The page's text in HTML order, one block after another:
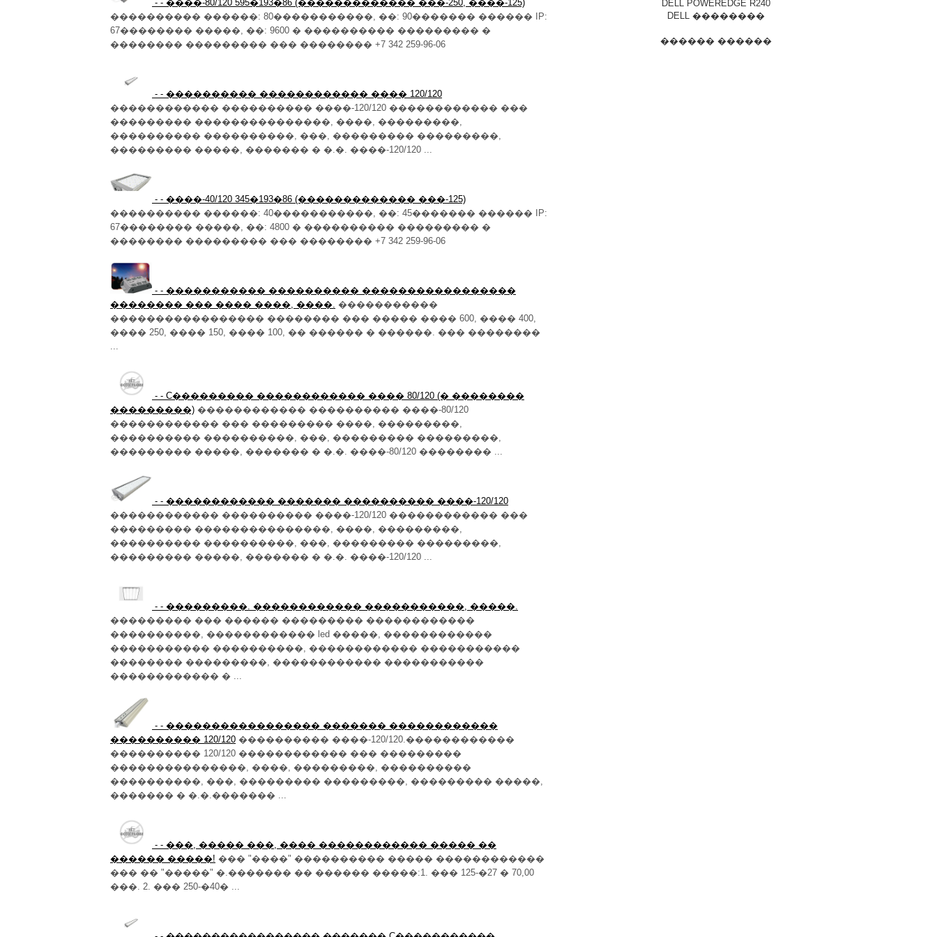
- - ����-80/120 595�193�86 (������������� ���-250, ����-125)
���������� ������: 80�����������, ��: 90������� ������ IP:
67�������� �����, ��: 9600 � ���������� ��������� �
�������� ��������� ��� �������� +7 342 259-96-06
- - ���������� ������������ ���� 120/120
������������ ���������� ����-120/120 ������������ ���
��������� ���������������, ����, ���������,
���������� ����������, ���, ��������� ���������,
��������� �����, ������� � �.�. ����-120/120 ...
- - ����-40/120 345�193�86 (������������� ���-125)
���������� ������: 40�����������, ��: 45������� ������ IP:
67�������� �����, ��: 4800 � ���������� ��������� �
�������� ��������� ��� �������� +7 342 259-96-06
- - ����������� ���������� �����������������
�������� ��� ���� ����, ����. �����������
����������������� �������� ��� ����� ���� 600, ���� 400,
���� 250, ���� 150, ���� 100, �� ������ � ������. ��� ��������
...
- - C��������� ������������ ���� 80/120 (� ��������
���������) ������������ ���������� ����-80/120
������������ ��� ��������� ����, ���������,
���������� ����������, ���, ��������� ���������,
��������� �����, ������� � �.�. ����-80/120 �������� ...
- - ������������ ������� ���������� ����-120/120
������������ ���������� ����-120/120 ������������ ���
��������� ���������������, ����, ���������,
���������� ����������, ���, ��������� ���������,
��������� �����, ������� � �.�. ����-120/120 ...
- - ���������. ������������ �����������, �����.
��������� ��� ������ ��������� ������������
����������, ������������ led �����, ������������
����������� ����������, ������������ �����������
�������� ���������, ������������ �����������
������������ � ...
- - ����������������� ������� ������������
���������� 120/120 ���������� ����-120/120.������������
���������� 120/120 ������������ ��� ���������
���������������, ����, ���������, ����������
����������, ���, ��������� ���������, ��������� �����,
������� � �.�.������� ...
- - ���, ����� ���, ���� ������������ ����� ��
������ �����! ��� "����" ���������� ����� ������������
��� �� "�����" �.������� �� ������ �����:1. ��� 125-�27 � 70,00
���. 2. ��� 250-�40� ...
DELL POWEREDGE R240
DELL ��������
������ ������